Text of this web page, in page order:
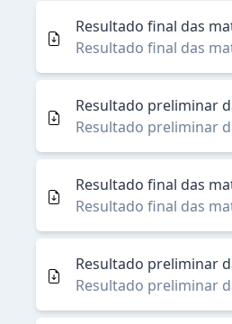
Resultado final das
Resultado final das
Resultado preliminar
Resultado preliminar
Resultado final das
Resultado final das
Resultado preliminar
Resultado preliminar